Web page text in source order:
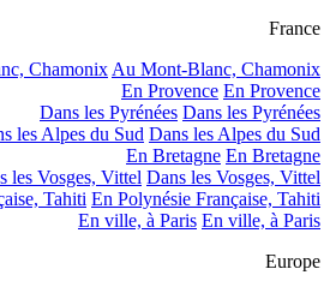
France
ChamonixAu Mont-Blanc, Chamonix
En Provence En Provence
Dans les Pyrénées Dans les Pyrénées
les Alpes du Sud Dans les Alpes du Sud
En Bretagne En Bretagne
les Vosges, Vittel Dans les Vosges, Vittel
Tahiti En Polynésie Française, Tahiti
En ville, à Paris En ville, à Paris
Europe